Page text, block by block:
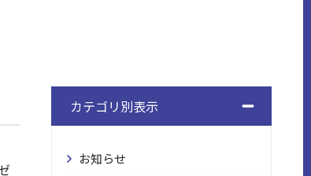
カテゴリ別表示
お知らせ